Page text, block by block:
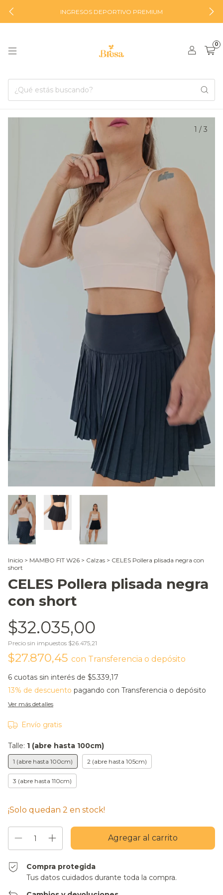
INGRESOS DEPORTIVO PREMIUM
0
1 / 3
Inicio > MAMBO FIT W26 > Calzas > CELES Pollera plisada negra con
short
CELES Pollera plisada negra
con short
$32.035,00
Precio sin impuestos $26.475,21
$27.870,45 con Transferencia o depósito
6 cuotas sin interés de $5.339,17
13% de descuento pagando con Transferencia o depósito
Ver más detalles
Envío gratis
Talle: 1 (abre hasta 100cm)
1 (abre hasta 100cm) 2 (abre hasta 105cm)
3 (abre hasta 110cm)
¡Solo quedan 2 en stock!
Compra protegida
Tus datos cuidados durante toda la compra.